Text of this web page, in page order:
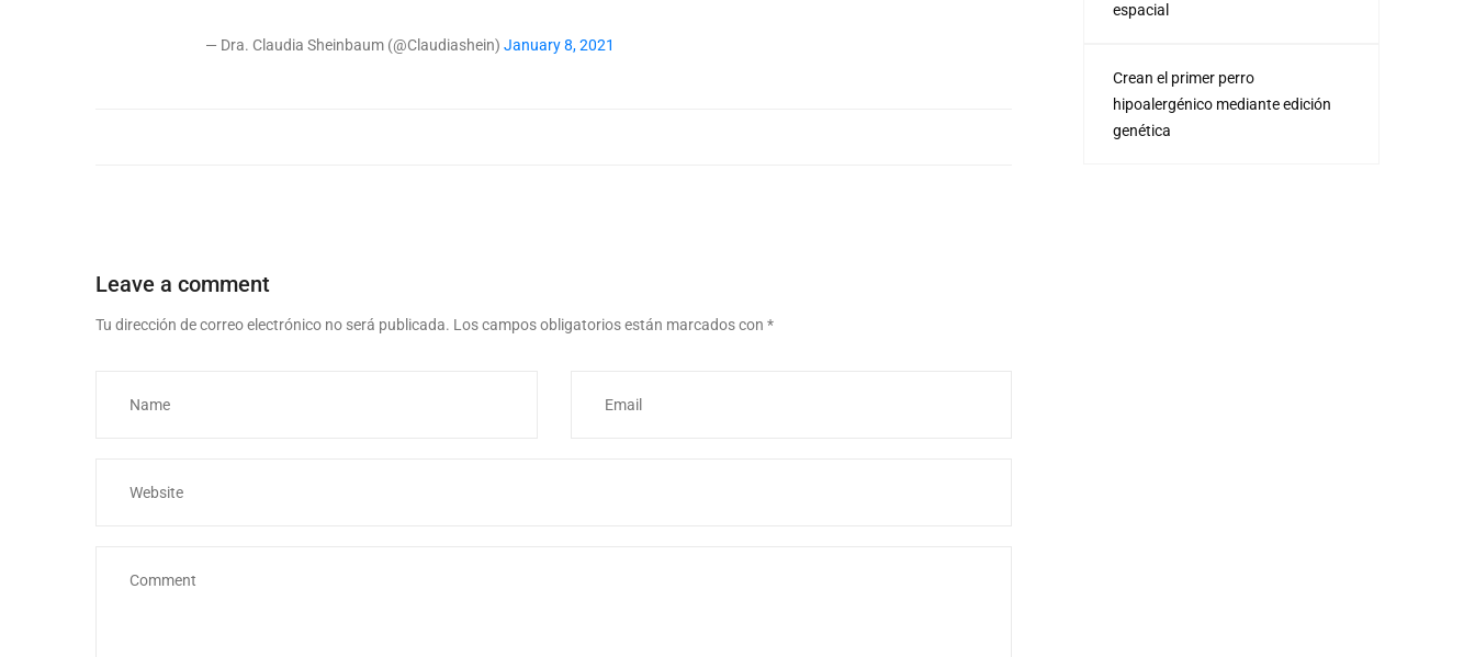
— Dra. Claudia Sheinbaum (@Claudiashein) January 8, 2021
Leave a comment
Tu dirección de correo electrónico no será publicada. Los campos obligatorios están marcados con *
espacial
Crean el primer perro
hipoalergénico mediante edición
genética